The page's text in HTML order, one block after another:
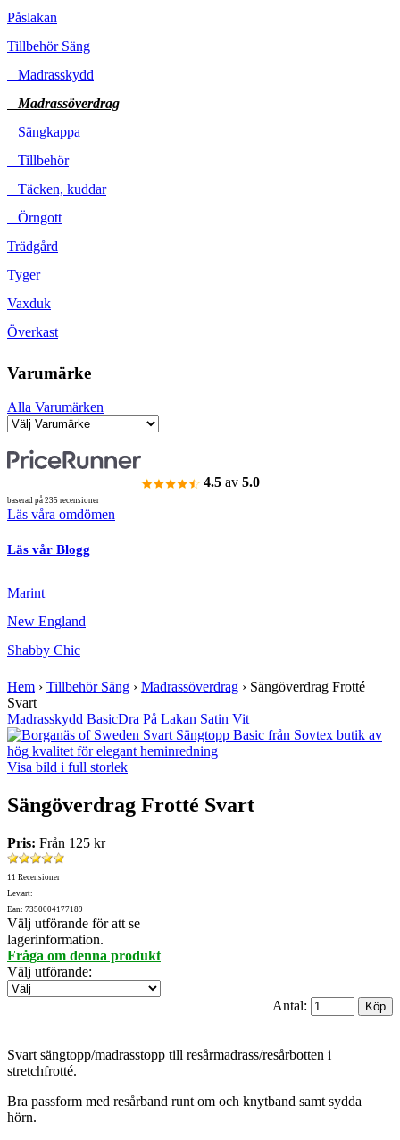
Påslakan
Tillbehör Säng
Madrasskydd
Madrassöverdrag
Sängkappa
Tillbehör
Täcken, kuddar
Örngott
Trädgård
Tyger
Vaxduk
Överkast
Varumärke
Alla Varumärken
4.5 av 5.0
baserad på 235 recensioner
Läs våra omdömen
Läs vår Blogg
Marint
New England
Shabby Chic
Hem › Tillbehör Säng › Madrassöverdrag › Sängöverdrag Frotté
Svart
Madrasskydd BasicDra På Lakan Satin Vit
Visa bild i full storlek
Sängöverdrag Frotté Svart
Pris: Från 125 kr
11 Recensioner
Lev.art:
Ean: 7350004177189
Välj utförande för att se
lagerinformation.
Fråga om denna produkt
Välj utförande:
Antal:
Svart sängtopp/madrasstopp till resårmadrass/resårbotten i
stretchfrotté.
Bra passform med resårband runt om och knytband samt sydda
hörn.